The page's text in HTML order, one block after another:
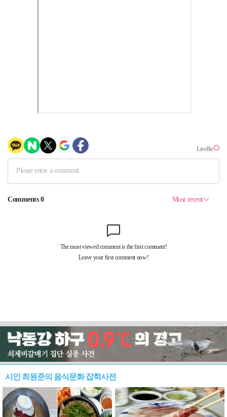
시인 최원준의 음식문화 잡학사전